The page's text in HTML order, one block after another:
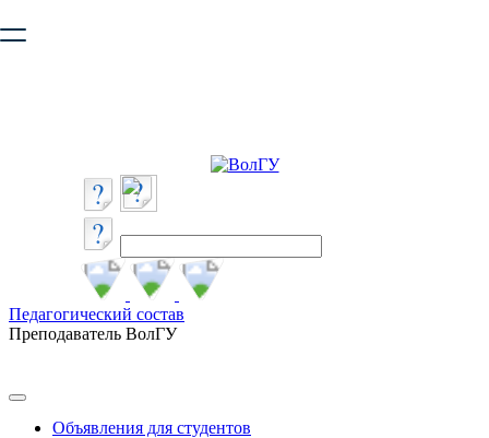
безопасную работу с сайтом. Пожалуйста
Педагогический состав
Преподаватель ВолГУ
Объявления для студентов